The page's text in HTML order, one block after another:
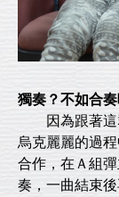
獨奏？不如合奏
因為跟著這
烏克麗麗的過
合作，在Ａ組
奏，一曲結束後